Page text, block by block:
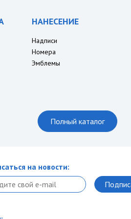
НАНЕСЕНИЕ
Надписи
Номера
Эмблемы
Полный каталог
на новости: